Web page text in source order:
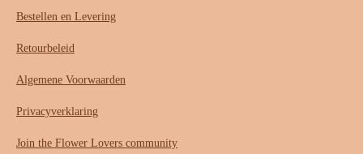
Bestellen en Levering
Retourbeleid
Algemene Voorwaarden
Privacyverklaring
Join the Flower Lovers community